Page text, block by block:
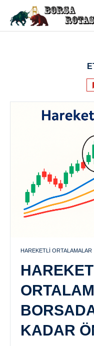
HAREKETLI ORTALAMALAR
KADAR